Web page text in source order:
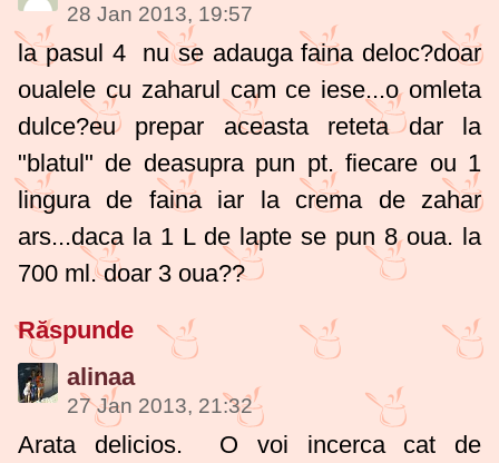
28 Jan 2013, 19:57
la pasul 4 nu se adauga faina deloc?doar
oualele cu zaharul cam ce iese...o omleta
dulce?eu prepar aceasta reteta dar la
"blatul" de deasupra pun pt. fiecare ou 1
lingura de faina iar la crema de zahar
ars...daca la 1 L de lapte se pun 8 oua. la
700 ml. doar 3 oua??
Răspunde
alinaa
27 Jan 2013, 21:32
Arata delicios. O voi incerca cat de